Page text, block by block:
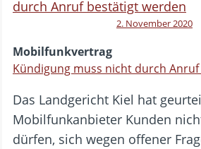
2. November 2020
Mobilfunkvertrag
Kündigung muss nicht durch
Das Landgericht Kiel hat
Mobilfunkanbieter Kunden
dürfen, sich wegen offener